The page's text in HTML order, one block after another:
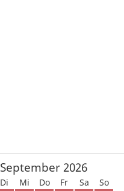
September 2026
Di Mi Do Fr Sa
So